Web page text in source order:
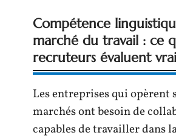
Compétence
marché du travail : ce
recruteurs évaluent
Les entreprises qui opèrent
marchés ont besoin de
capables de travailler dans